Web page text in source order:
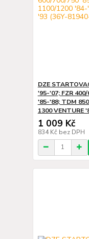
DZE
'95-'07; FZR
'85-'88; TDM
1300 VENTURE
1 009 Kč
834 Kč bez DPH